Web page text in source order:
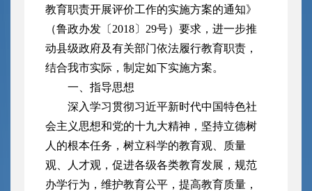
教育职责开展评价工作的实施方案的通知》
（鲁政办发〔2018〕29号）要求，进一步推
动县级政府及有关部门依法履行教育职责，
结合我市实际，制定如下实施方案。
一、指导思想
深入学习贯彻习近平新时代中国特色社
会主义思想和党的十九大精神，坚持立德树
人的根本任务，树立科学的教育观、质量
观、人才观，促进各级各类教育发展，规范
办学行为，维护教育公平，提高教育质量，